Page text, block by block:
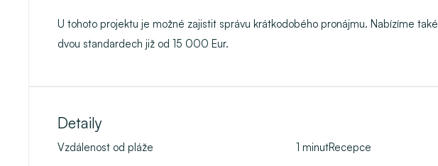
U tohoto projektu je možné zajistit správu krátkodobého pronájmu. Nabízíme také
dvou standardech již od 15 000 Eur.
Detaily
Vzdálenost od pláže 1minutRecepce